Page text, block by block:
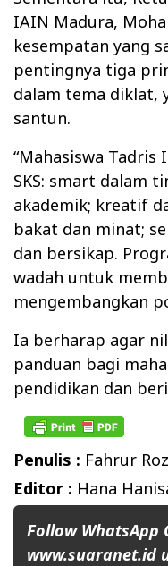
IAIN Madura,
kesempatan yang
pentingnya tiga
dalam tema diklat,
santun.
“Mahasiswa Tadris
SKS: smart dalam
akademik; kreatif
bakat dan minat;
dan bersikap.
wadah untuk
mengembangkan
Ia berharap agar
panduan bagi
pendidikan dan
Penulis : Fahrur
Editor : Hana
Follow WhatsApp
www.suaranet.id